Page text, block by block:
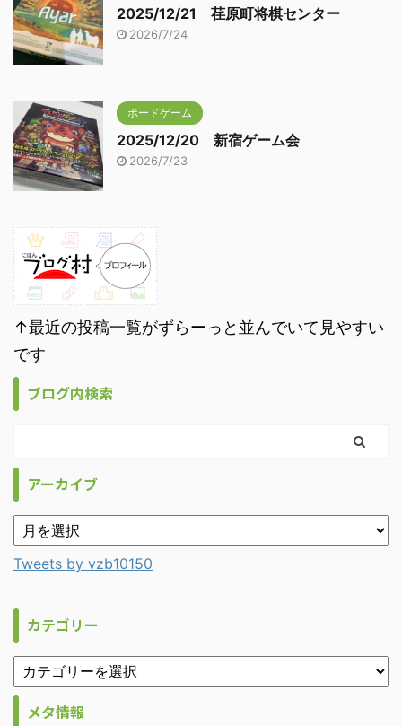
2025/12/21 荏原町将棋センター
2026/7/24
ボードゲーム
2025/12/20 新宿ゲーム会
2026/7/23
↑最近の投稿一覧がずらーっと並んでいて見やすい
です
ブログ内検索
アーカイブ
Tweets by vzb10150
カテゴリー
メタ情報